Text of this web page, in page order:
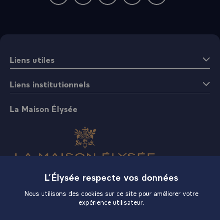
Liens utiles
Liens institutionnels
La Maison Élysée
BoutiqueL’Élysée respecte vos données
Nous utilisons des cookies sur ce site pour améliorer votre
expérience utilisateur.